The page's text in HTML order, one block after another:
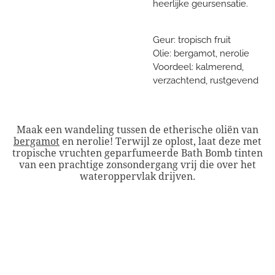
heerlijke geursensatie.
Geur: tropisch fruit
Olie: bergamot, nerolie
Voordeel: kalmerend,
verzachtend, rustgevend
Maak een wandeling tussen de etherische oliën van
bergamot en nerolie! Terwijl ze oplost, laat deze met
tropische vruchten geparfumeerde Bath Bomb tinten
van een prachtige zonsondergang vrij die over het
wateroppervlak drijven.